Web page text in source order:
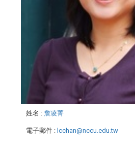
姓名 : 詹凌菁
電子郵件 : lcchan@nccu.edu.tw